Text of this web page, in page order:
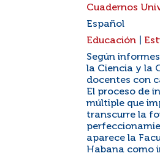
Cuadernos
Español
Educación
Según
la Ciencia y la
docentes con
El proceso de
múltiple que
transcurre la
aparece la
Habana como